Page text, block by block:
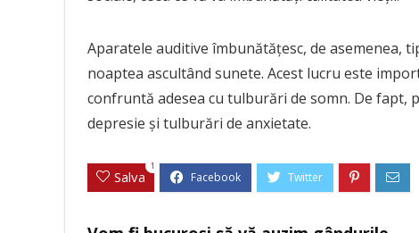
Aparatele auditive îmbunătățesc, de asemenea,
noaptea ascultând sunete. Acest lucru este
confruntă adesea cu tulburări de somn. De fapt,
depresie și tulburări de anxietate.
Salva
1